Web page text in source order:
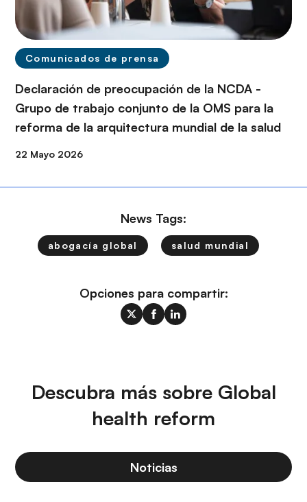
Comunicados de prensa
Declaración de preocupación de la NCDA -
Grupo de trabajo conjunto de la OMS para la
reforma de la arquitectura mundial de la salud
22 Mayo 2026
News Tags:
abogacía global salud mundial
Opciones para compartir:
Descubra más sobre Global
health reform
Noticias